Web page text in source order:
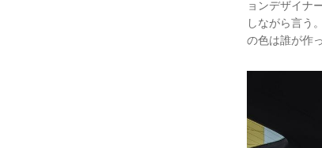
ョンデザイナ
しながら言う
の色は誰が作